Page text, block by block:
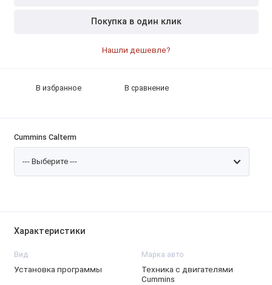
Покупка в один клик
Нашли дешевле?
В избранное В сравнение
Cummins Calterm
Характеристики
Вид
Установка программы
Марка авто
Техника с двигателями
Cummins